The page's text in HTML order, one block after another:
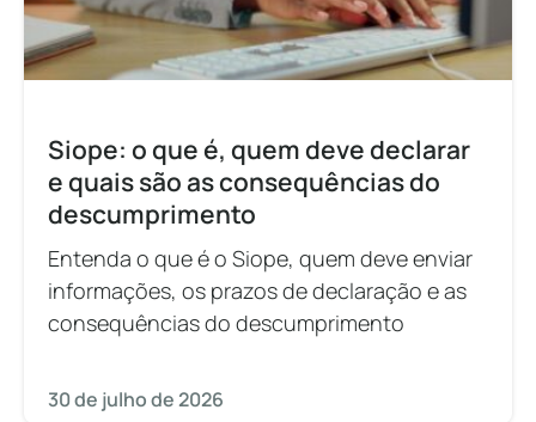
Siope: o que é, quem deve declarar
e quais são as consequências do
descumprimento
Entenda o que é o Siope, quem deve enviar
informações, os prazos de declaração e as
consequências do descumprimento
30 de julho de 2026